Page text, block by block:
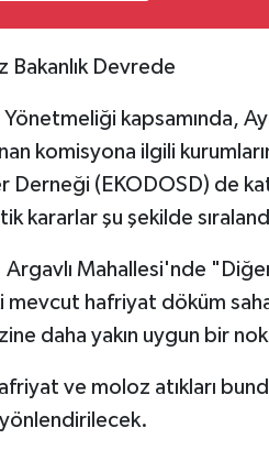
Bakanlık Devrede
kapsamında,
komisyona ilgili
(EKODOSD) de
kararlar şu şekilde
Argavlı Mahallesi'nde
hafriyat döküm
daha yakın uygun bir
ve moloz atıkları